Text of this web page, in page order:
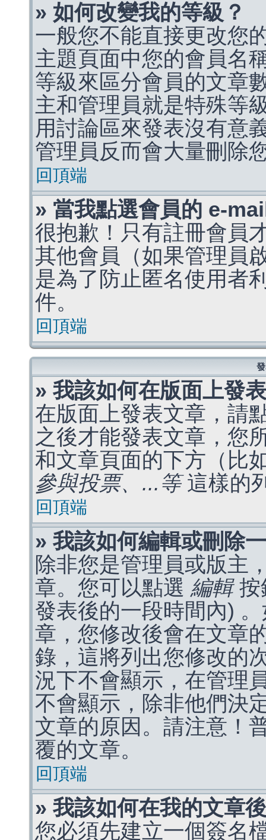
» 如何改變我的等級？
一般您不能直接更改您
主題頁面中您的會員名
等級來區分會員的文章
主和管理員就是特殊等
用討論區來發表沒有意
管理員反而會大量刪除
回頂端
» 當我點選會員的 e-
很抱歉！只有註冊會員
其他會員（如果管理員
是為了防止匿名使用者
件。
回頂端
» 我該如何在版面上發
在版面上發表文章，請
之後才能發表文章，您
和文章頁面的下方（比
參與投票、...等這樣的
回頂端
» 我該如何編輯或刪除
除非您是管理員或版主
章。您可以點選 編輯按
發表後的一段時間內)
章，您修改後會在文章
錄，這將列出您修改的
況下不會顯示，在管理
不會顯示，除非他們決
文章的原因。請注意！
覆的文章。
回頂端
» 我該如何在我的文章
您必須先建立一個簽名